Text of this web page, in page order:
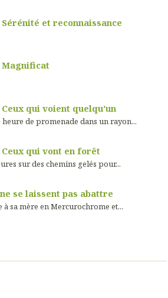
Sérénité et reconnaissance
Magnificat
Ceux qui voient quelqu'un
de promenade dans un rayon...
Ceux qui vont en forêt
sur des chemins gelés pour...
se laissent pas abattre
sa mère en Mercurochrome et...